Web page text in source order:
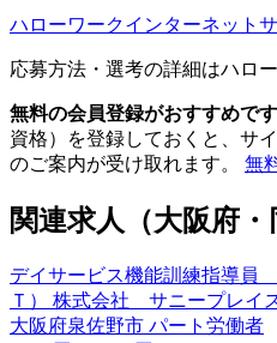
ハローワークインターネット
応募方法・選考の詳細はハロ
無料の会員登録がおすすめで
資格）を登録しておくと、サ
のご案内が受け取れます。 無
関連求人（大阪府・
デイサービス機能訓練指導員
Ｔ） 株式会社 サニープレイ
大阪府泉佐野市 パート労働者